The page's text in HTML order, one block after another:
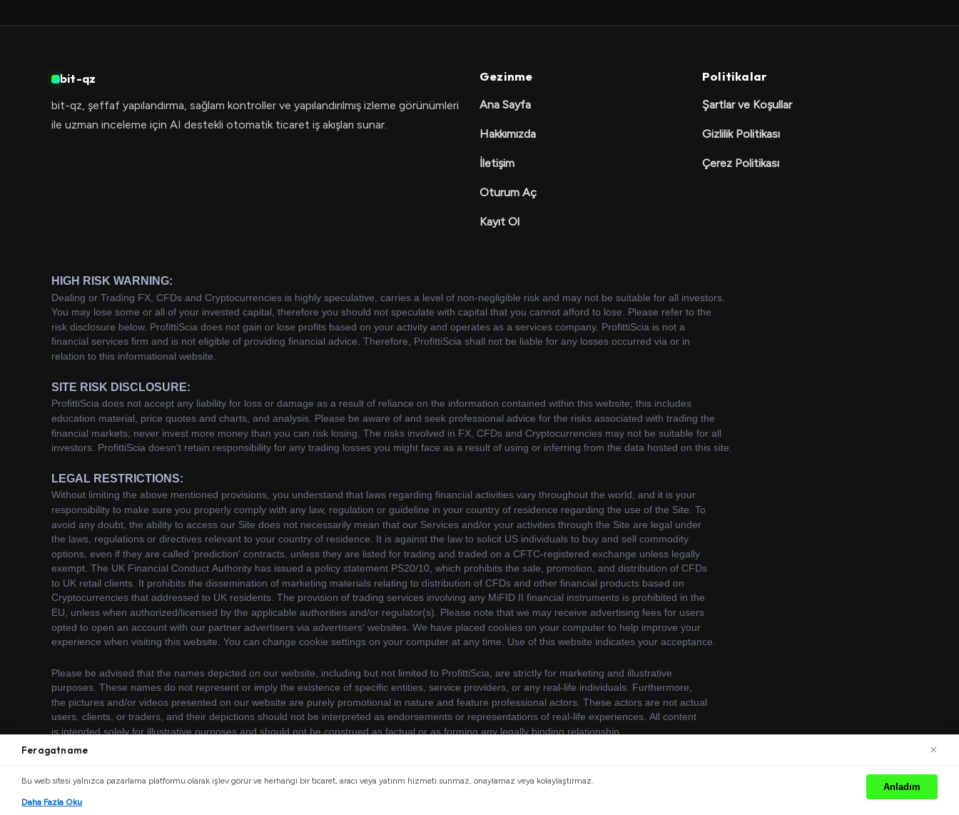
bit-qz
bit-qz, şeffaf yapılandırma, sağlam kontroller ve yapılandırılmış izleme görünümleri
ile uzman inceleme için AI destekli otomatik ticaret iş akışları sunar.
Gezinme
Ana Sayfa
Hakkımızda
İletişim
Oturum Aç
Kayıt Ol
Politikalar
Şartlar ve Koşullar
Gizlilik Politikası
Çerez Politikası
© 2026 bit-qz. Tüm hakları saklıdır. for more information.
Feragatname ×
Bu web sitesi yalnızca pazarlama platformu olarak işlev görür ve herhangi bir ticaret, aracı veya yatırım hizmeti sunmaz, onaylamaz veya kolaylaştırmaz.
Daha Fazla Oku
Anladım
html>